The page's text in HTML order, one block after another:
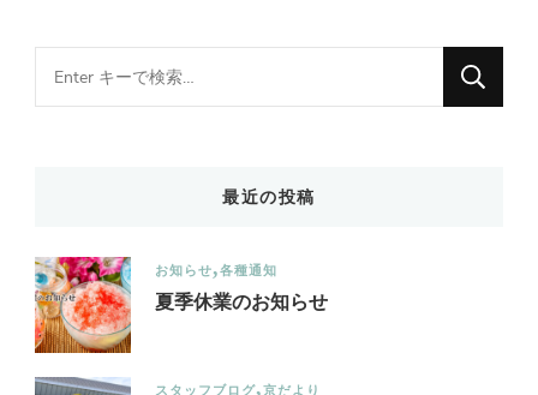
for
最近の投稿
お知らせ 各種通知
夏季休業のお知らせ
スタッフブログ 京だより